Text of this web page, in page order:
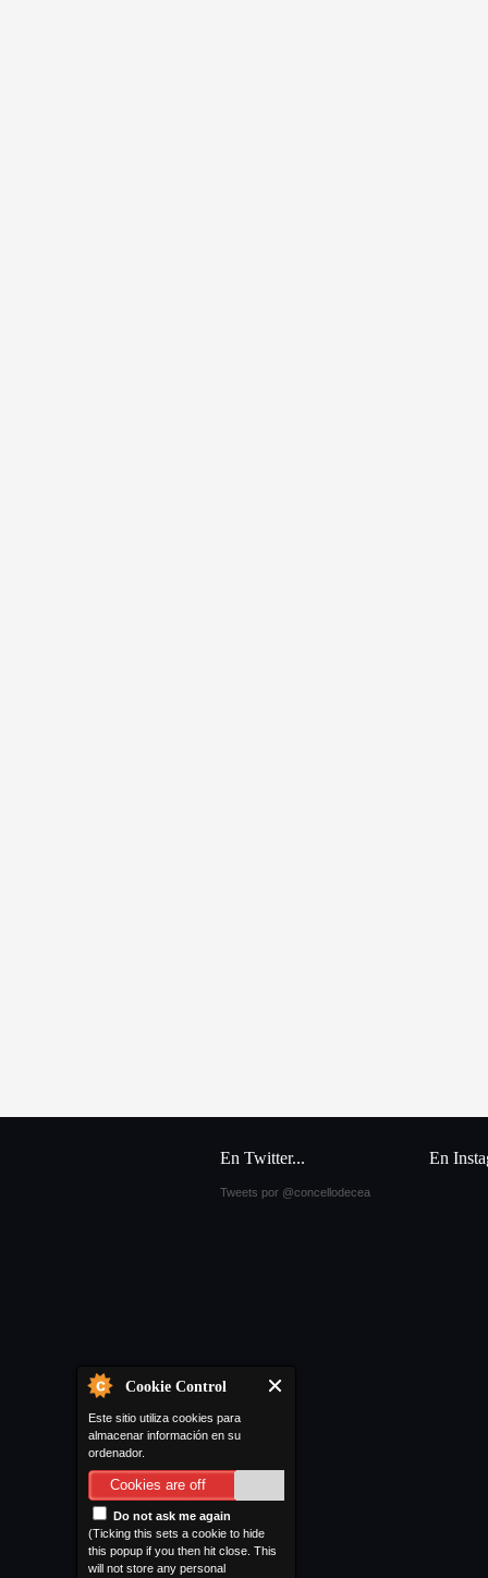
Cookie Control
Este sitio utiliza cookies para
almacenar información en su
ordenador.
Cookies are off
Do not ask me again
(Ticking this sets a cookie to hide
this popup if you then hit close. This
will not store any personal
En Twitter...
Tweets por @concellodecea
En